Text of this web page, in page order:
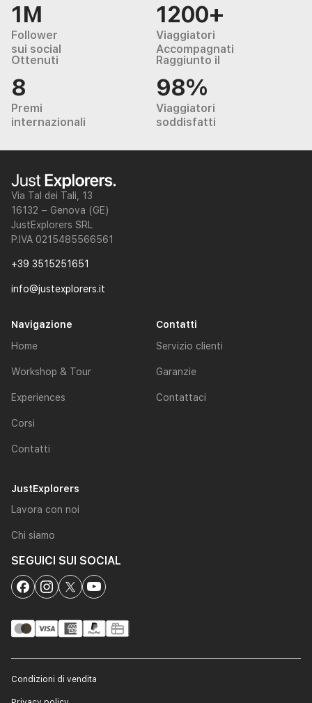
1M
Follower
sui social
1200+
Viaggiatori
Accompagnati
Ottenuti
8
Premi
internazionali
Raggiunto il
98%
Viaggiatori
soddisfatti
Via Tal dei Tali, 13
16132 – Genova (GE)
JustExplorers SRL
P.IVA 0215485566561
+39 3515251651
info@justexplorers.it
Navigazione
Home
Workshop & Tour
Experiences
Corsi
Contatti
Contatti
Servizio clienti
Garanzie
Contattaci
JustExplorers
Lavora con noi
Chi siamo
SEGUICI SUI SOCIAL
Condizioni di vendita